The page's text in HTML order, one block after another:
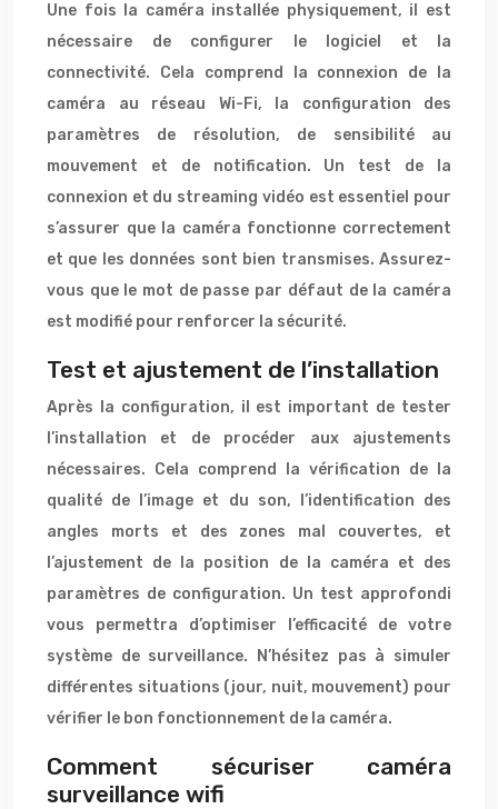
Une fois la caméra installée physiquement, il est
nécessaire de configurer le logiciel et la
connectivité. Cela comprend la connexion de la
caméra au réseau Wi-Fi, la configuration des
paramètres de résolution, de sensibilité au
mouvement et de notification. Un test de la
connexion et du streaming vidéo est essentiel pour
s’assurer que la caméra fonctionne correctement
et que les données sont bien transmises. Assurez-
vous que le mot de passe par défaut de la caméra
est modifié pour renforcer la sécurité.
Test et ajustement de l’installation
Après la configuration, il est important de tester
l’installation et de procéder aux ajustements
nécessaires. Cela comprend la vérification de la
qualité de l’image et du son, l’identification des
angles morts et des zones mal couvertes, et
l’ajustement de la position de la caméra et des
paramètres de configuration. Un test approfondi
vous permettra d’optimiser l’efficacité de votre
système de surveillance. N’hésitez pas à simuler
différentes situations (jour, nuit, mouvement) pour
vérifier le bon fonctionnement de la caméra.
Comment sécuriser caméra
surveillance wifi